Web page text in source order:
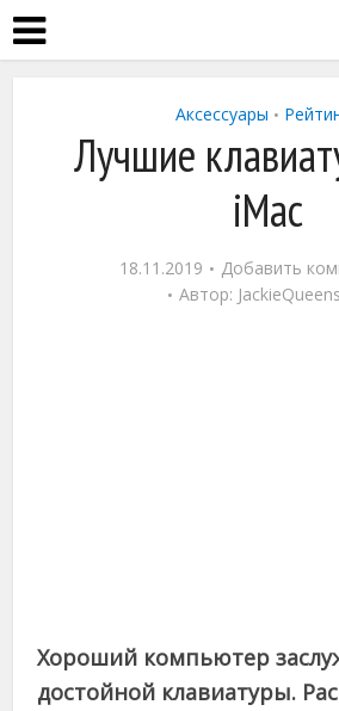
Аксессуары •
Лучшие
iMac
18.11.2019
Добавить
Автор:
Хороший компьютер
достойной клавиатуры.